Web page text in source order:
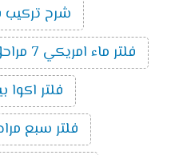
شرح تركيب فلتر
فلتر ماء امريكي 7 مراحل
فلتر اكوا بيور 7
فلتر سبع